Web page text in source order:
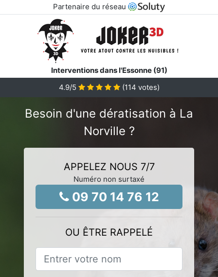
Partenaire du réseau
Interventions dans l'Essonne (91)
4.9/5 (114 votes)
Besoin d'une dératisation à La
Norville ?
APPELEZ NOUS 7/7
Numéro non surtaxé
09 70 14 76 12
OU ÊTRE RAPPELÉ